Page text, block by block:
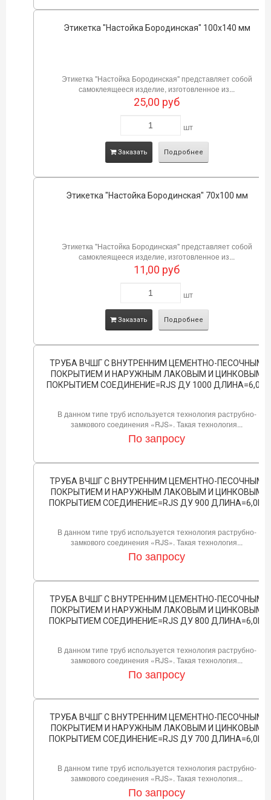
Этикетка "Настойка Бородинская" 100х140 мм
Этикетка "Настойка Бородинская" представляет собой
самоклеящееся изделие, изготовленное из...
25,00 руб
шт
Заказать Подробнее
Этикетка "Настойка Бородинская" 70х100 мм
Этикетка "Настойка Бородинская" представляет собой
самоклеящееся изделие, изготовленное из...
11,00 руб
шт
Заказать Подробнее
ТРУБА ВЧШГ С ВНУТРЕННИМ ЦЕМЕНТНО-ПЕСОЧНЫМ
ПОКРЫТИЕМ И НАРУЖНЫМ ЛАКОВЫМ И ЦИНКОВЫМ
ПОКРЫТИЕМ СОЕДИНЕНИЕ=RJS ДУ 1000 ДЛИНА=6,0М
В данном типе труб используется технология раструбно-
замкового соединения «RJS». Такая технология...
По запросу
ТРУБА ВЧШГ С ВНУТРЕННИМ ЦЕМЕНТНО-ПЕСОЧНЫМ
ПОКРЫТИЕМ И НАРУЖНЫМ ЛАКОВЫМ И ЦИНКОВЫМ
ПОКРЫТИЕМ СОЕДИНЕНИЕ=RJS ДУ 900 ДЛИНА=6,0М
В данном типе труб используется технология раструбно-
замкового соединения «RJS». Такая технология...
По запросу
ТРУБА ВЧШГ С ВНУТРЕННИМ ЦЕМЕНТНО-ПЕСОЧНЫМ
ПОКРЫТИЕМ И НАРУЖНЫМ ЛАКОВЫМ И ЦИНКОВЫМ
ПОКРЫТИЕМ СОЕДИНЕНИЕ=RJS ДУ 800 ДЛИНА=6,0М
В данном типе труб используется технология раструбно-
замкового соединения «RJS». Такая технология...
По запросу
ТРУБА ВЧШГ С ВНУТРЕННИМ ЦЕМЕНТНО-ПЕСОЧНЫМ
ПОКРЫТИЕМ И НАРУЖНЫМ ЛАКОВЫМ И ЦИНКОВЫМ
ПОКРЫТИЕМ СОЕДИНЕНИЕ=RJS ДУ 700 ДЛИНА=6,0М
В данном типе труб используется технология раструбно-
замкового соединения «RJS». Такая технология...
По запросу